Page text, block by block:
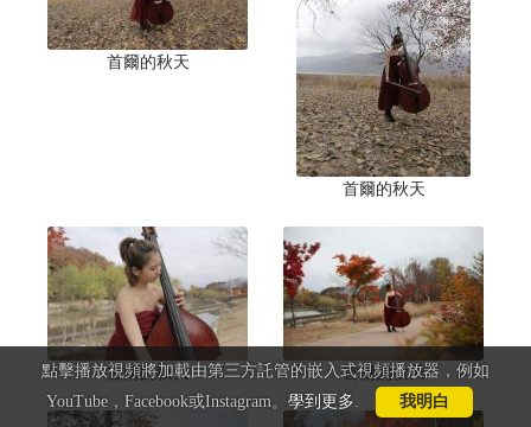
首爾的秋天
首爾的秋天
首爾的秋天 首爾的秋天
點擊播放視頻將加載由第三方託管的嵌入式視頻播放器，例如
YouTube，Facebook或Instagram。 學到更多. 我明白